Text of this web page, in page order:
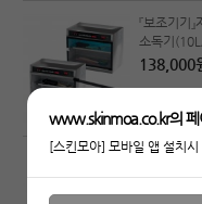
『보조기기
소독기
138,000
[피부관리
시험]화장
『라인』+ ★
www.skinmoa.co.kr의 페
[스킨모아] 모바일 앱 설치